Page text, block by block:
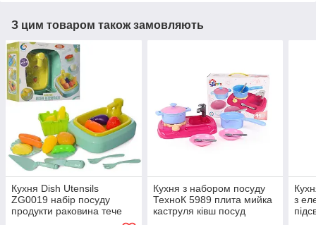
З цим товаром також замовляють
Кухня Dish Utensils
ZG0019 набір посуду
продукти раковина тече
Кухня з набором посуду
ТехноК 5989 плита мийка
каструля ківш посуд
з